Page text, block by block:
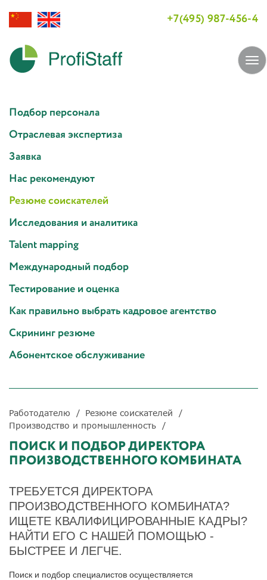
+7(495) 987-456-4
Подбор персонала
Отраслевая экспертиза
Заявка
Нас рекомендуют
Резюме соискателей
Исследования и аналитика
Talent mapping
Международный подбор
Тестирование и оценка
Как правильно выбрать кадровое агентство
Скрининг резюме
Абонентское обслуживание
Работодателю
Резюме соискателей
Производство и промышленность
ПОИСК И ПОДБОР ДИРЕКТОРА
ПРОИЗВОДСТВЕННОГО КОМБИНАТА
ТРЕБУЕТСЯ ДИРЕКТОРА
ПРОИЗВОДСТВЕННОГО КОМБИНАТА?
ИЩЕТЕ КВАЛИФИЦИРОВАННЫЕ КАДРЫ?
НАЙТИ ЕГО С НАШЕЙ ПОМОЩЬЮ -
БЫСТРЕЕ И ЛЕГЧЕ.
Поиск и подбор специалистов осуществляется